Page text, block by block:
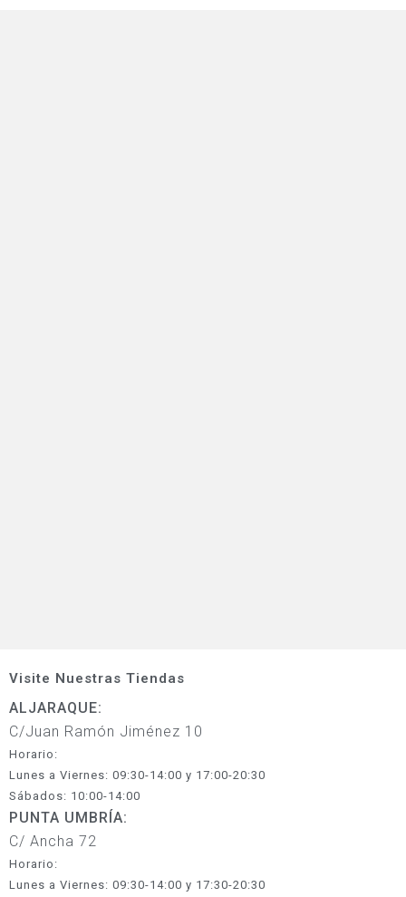
Visite Nuestras Tiendas
ALJARAQUE:
C/Juan Ramón Jiménez 10
Horario:
Lunes a Viernes: 09:30-14:00 y 17:00-20:30
Sábados: 10:00-14:00
PUNTA UMBRÍA:
C/ Ancha 72
Horario:
Lunes a Viernes: 09:30-14:00 y 17:30-20:30